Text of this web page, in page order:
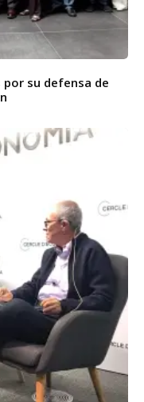
su defensa de